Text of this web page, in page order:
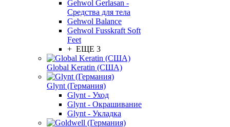
Gehwol Gerlasan -
Средства для тела
Gehwol Balance
Gehwol Fusskraft Soft
Feet
+ ЕЩЕ 3
Global Keratin (США)
Glynt (Германия)
Glynt - Уход
Glynt - Окрашивание
Glynt - Укладка